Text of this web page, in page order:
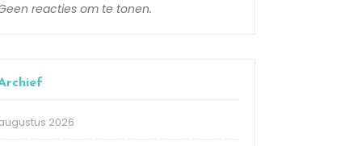
reacties om te tonen.
2026